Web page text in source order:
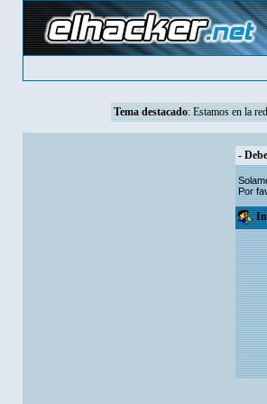
Tema destacado: Estamos en la
-
Por